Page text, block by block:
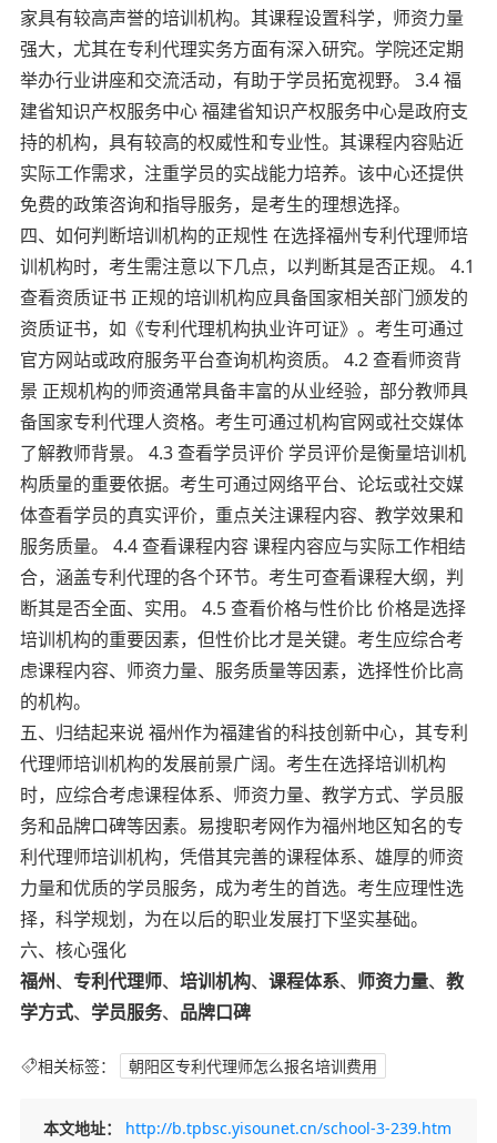
家具有较高声誉的培训机构。其课程设置科学，师资力量
强大，尤其在专利代理实务方面有深入研究。学院还定期
举办行业讲座和交流活动，有助于学员拓宽视野。 3.4 福
建省知识产权服务中心 福建省知识产权服务中心是政府支
持的机构，具有较高的权威性和专业性。其课程内容贴近
实际工作需求，注重学员的实战能力培养。该中心还提供
免费的政策咨询和指导服务，是考生的理想选择。
四、如何判断培训机构的正规性 在选择福州专利代理师培
训机构时，考生需注意以下几点，以判断其是否正规。 4.1
查看资质证书 正规的培训机构应具备国家相关部门颁发的
资质证书，如《专利代理机构执业许可证》。考生可通过
官方网站或政府服务平台查询机构资质。 4.2 查看师资背
景 正规机构的师资通常具备丰富的从业经验，部分教师具
备国家专利代理人资格。考生可通过机构官网或社交媒体
了解教师背景。 4.3 查看学员评价 学员评价是衡量培训机
构质量的重要依据。考生可通过网络平台、论坛或社交媒
体查看学员的真实评价，重点关注课程内容、教学效果和
服务质量。 4.4 查看课程内容 课程内容应与实际工作相结
合，涵盖专利代理的各个环节。考生可查看课程大纲，判
断其是否全面、实用。 4.5 查看价格与性价比 价格是选择
培训机构的重要因素，但性价比才是关键。考生应综合考
虑课程内容、师资力量、服务质量等因素，选择性价比高
的机构。
五、归结起来说 福州作为福建省的科技创新中心，其专利
代理师培训机构的发展前景广阔。考生在选择培训机构
时，应综合考虑课程体系、师资力量、教学方式、学员服
务和品牌口碑等因素。易搜职考网作为福州地区知名的专
利代理师培训机构，凭借其完善的课程体系、雄厚的师资
力量和优质的学员服务，成为考生的首选。考生应理性选
择，科学规划，为在以后的职业发展打下坚实基础。
六、核心强化
福州、 专利代理师、 培训机构、 课程体系、 师资力量、 教
学方式、 学员服务、 品牌口碑
相关标签： 朝阳区专利代理师怎么报名培训费用
本文地址：
http://b.tpbsc.yisounet.cn/school-3-239.htm